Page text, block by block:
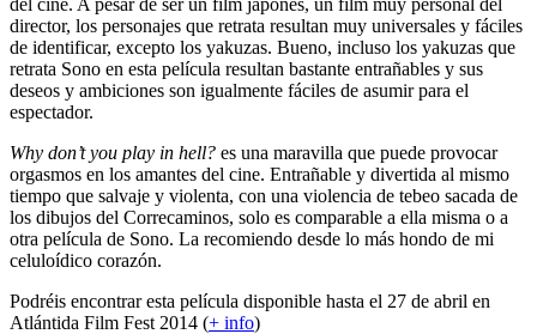
director, los personajes que retrata resultan muy universales y fáciles
de identificar, excepto los yakuzas. Bueno, incluso los yakuzas que
retrata Sono en esta película resultan bastante entrañables y sus
deseos y ambiciones son igualmente fáciles de asumir para el
espectador.
Why don’t you play in hell? es una maravilla que puede provocar
orgasmos en los amantes del cine. Entrañable y divertida al mismo
tiempo que salvaje y violenta, con una violencia de tebeo sacada de
los dibujos del Correcaminos, solo es comparable a ella misma o a
otra película de Sono. La recomiendo desde lo más hondo de mi
celuloídico corazón.
Podréis encontrar esta película disponible hasta el 27 de abril en
Atlántida Film Fest 2014 (+ info)